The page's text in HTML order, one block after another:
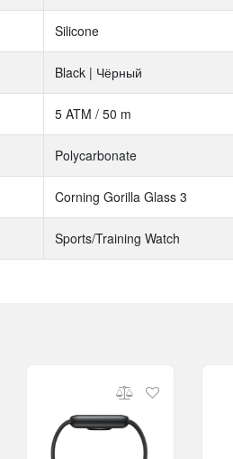
Silicone
Black | Чёрный
5 ATM / 50 m
Polycarbonate
Corning Gorilla Glass 3
Sports/Training Watch